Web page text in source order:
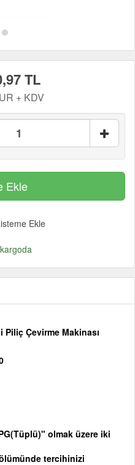
TL
+ KDV
Ekle
Piliç Çevirme Makinası
olmak üzere iki
tercihinizi